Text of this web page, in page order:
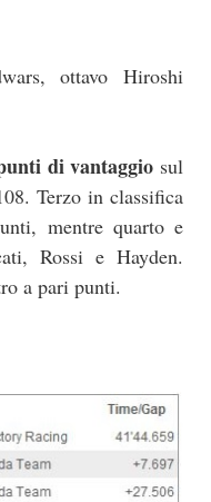
ottavo Hiroshi
di vantaggio sul
Terzo in classifica
mentre quarto e
Rossi e Hayden.
a pari punti.